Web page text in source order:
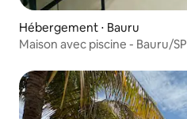
Hébergement ⋅ Bauru
Maison avec piscine - Bauru/SP